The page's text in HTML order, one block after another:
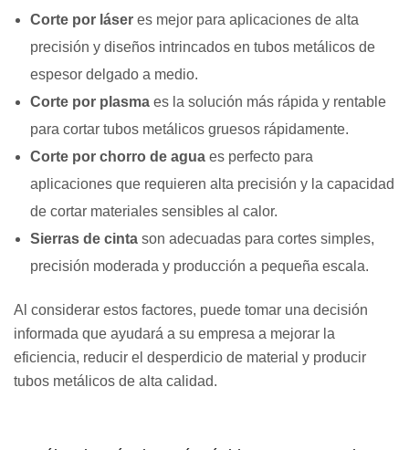
Corte por láser es mejor para aplicaciones de alta
precisión y diseños intrincados en tubos metálicos de
espesor delgado a medio.
Corte por plasma es la solución más rápida y rentable
para cortar tubos metálicos gruesos rápidamente.
Corte por chorro de agua es perfecto para
aplicaciones que requieren alta precisión y la capacidad
de cortar materiales sensibles al calor.
Sierras de cinta son adecuadas para cortes simples,
precisión moderada y producción a pequeña escala.
Al considerar estos factores, puede tomar una decisión
informada que ayudará a su empresa a mejorar la
eficiencia, reducir el desperdicio de material y producir
tubos metálicos de alta calidad.